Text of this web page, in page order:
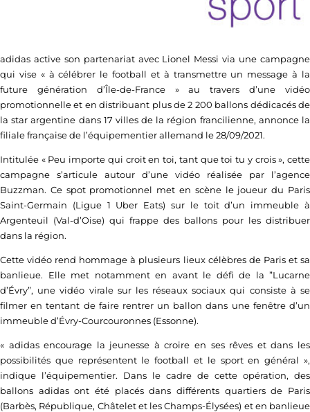
adidas active son partenariat avec Lionel Messi via une campagne
qui vise « à célébrer le football et à transmettre un message à la
future génération d’Île-de-France » au travers d’une vidéo
promotionnelle et en distribuant plus de 2 200 ballons dédicacés de
la star argentine dans 17 villes de la région francilienne, annonce la
filiale française de l’équipementier allemand le 28/09/2021.
Intitulée « Peu importe qui croit en toi, tant que toi tu y crois », cette
campagne s’articule autour d’une vidéo réalisée par l’agence
Buzzman. Ce spot promotionnel met en scène le joueur du Paris
Saint-Germain (Ligue 1 Uber Eats) sur le toit d’un immeuble à
Argenteuil (Val-d’Oise) qui frappe des ballons pour les distribuer
dans la région.
Cette vidéo rend hommage à plusieurs lieux célèbres de Paris et sa
banlieue. Elle met notamment en avant le défi de la ”Lucarne
d’Évry”, une vidéo virale sur les réseaux sociaux qui consiste à se
filmer en tentant de faire rentrer un ballon dans une fenêtre d’un
immeuble d’Évry-Courcouronnes (Essonne).
« adidas encourage la jeunesse à croire en ses rêves et dans les
possibilités que représentent le football et le sport en général »,
indique l’équipementier. Dans le cadre de cette opération, des
ballons adidas ont été placés dans différents quartiers de Paris
(Barbès, République, Châtelet et les Champs-Élysées) et en banlieue